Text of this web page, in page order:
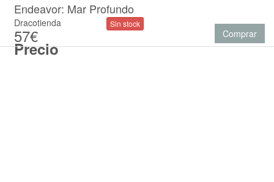
Precio
Endeavor: Mar Profundo
Dracotienda
57€
Sin stock
Comprar